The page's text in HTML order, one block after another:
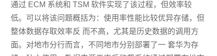
通过 ECM 系统和 TSM 软件实现了该过程，但效率较
低。可以将该问题概括为：使用率性能比较优异存储，但
整体数据存取效率反 而不高，尤其是历史数据的调用方
面。对地市分行而言，不同地市分别部署了一 套华为存